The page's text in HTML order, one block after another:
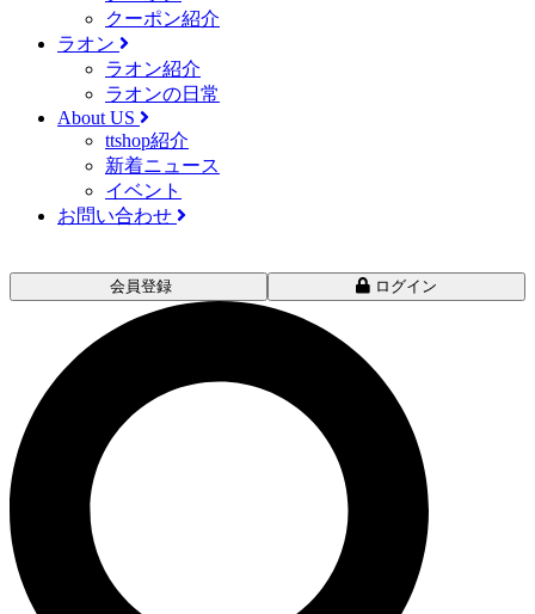
クーポン紹介
ラオン
ラオン紹介
ラオンの日常
About US
ttshop紹介
新着ニュース
イベント
お問い合わせ
会員登録 ログイン